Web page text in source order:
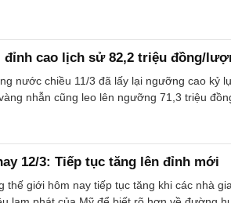
đỉnh cao lịch sử 82,2 triệu đồng/
nước chiều 11/3 đã lấy lại ngưỡng cao kỷ
nhẫn cũng leo lên ngưỡng 71,3 triệu
12/3: Tiếp tục tăng lên đỉnh mới
thế giới hôm nay tiếp tục tăng khi các nhà